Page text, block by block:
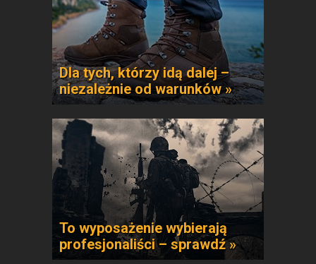
Dla tych, którzy idą dalej –
niezależnie od warunków »
To wyposażenie wybierają
profesjonaliści – sprawdź »